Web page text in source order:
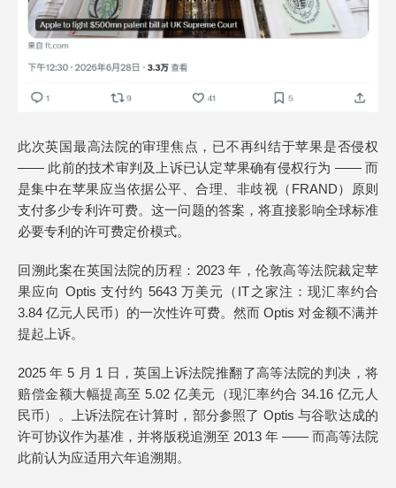
此次英国最高法院的审理焦点，已不再纠结于苹果是否侵权
—— 此前的技术审判及上诉已认定苹果确有侵权行为 —— 而
是集中在苹果应当依据公平、合理、非歧视（FRAND）原则
支付多少专利许可费。这一问题的答案，将直接影响全球标准
必要专利的许可费定价模式。
回溯此案在英国法院的历程：2023 年，伦敦高等法院裁定苹
果应向 Optis 支付约 5643 万美元（IT之家注：现汇率约合
3.84 亿元人民币）的一次性许可费。然而 Optis 对金额不满并
提起上诉。
2025 年 5 月 1 日，英国上诉法院推翻了高等法院的判决，将
赔偿金额大幅提高至 5.02 亿美元（现汇率约合 34.16 亿元人
民币）。上诉法院在计算时，部分参照了 Optis 与谷歌达成的
许可协议作为基准，并将版税追溯至 2013 年 —— 而高等法院
此前认为应适用六年追溯期。